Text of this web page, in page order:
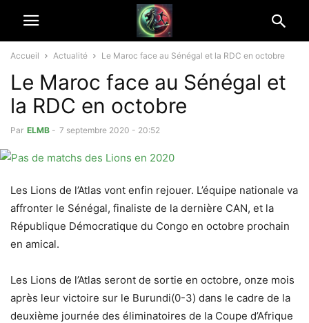
Accueil Actualité Le Maroc face au Sénégal et la RDC en octobre
Le Maroc face au Sénégal et
la RDC en octobre
Par ELMB - 7 septembre 2020 - 20:52
Les Lions de l’Atlas vont enfin rejouer. L’équipe nationale va
affronter le Sénégal, finaliste de la dernière CAN, et la
République Démocratique du Congo en octobre prochain
en amical.
Les Lions de l’Atlas seront de sortie en octobre, onze mois
après leur victoire sur le Burundi(0-3) dans le cadre de la
deuxième journée des éliminatoires de la Coupe d’Afrique